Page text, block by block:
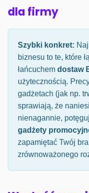
dla firmy
Szybki konkret:
biznesu to te, które
łańcuchem dostaw
użytecznością.
gadżetach (jak np.
sprawiają, że
nienagannie,
gadżety
zapamiętać Twój
zrównoważonego